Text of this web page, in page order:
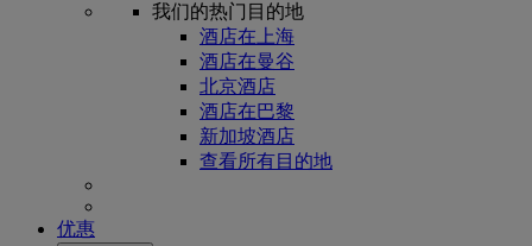
我们的热门目的地
酒店在上海
酒店在曼谷
北京酒店
酒店在巴黎
新加坡酒店
查看所有目的地
优惠